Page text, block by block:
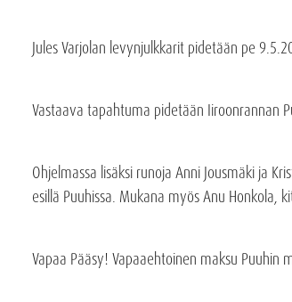
Jules Varjolan levynjulkkarit pidetään pe
Vastaava tapahtuma pidetään Iiroonrannan
Ohjelmassa lisäksi runoja Anni Jousmäki ja
esillä Puuhissa. Mukana myös Anu Honkola,
Vapaa Pääsy! Vapaaehtoinen maksu Puuhin